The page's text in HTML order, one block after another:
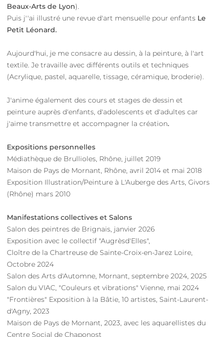
Beaux-Arts de Lyon).
Puis j''ai illustré une revue d'art mensuelle pour enfants Le
Petit Léonard.
Aujourd'hui, je me consacre au dessin, à la peinture, à l'art
textile. Je travaille avec différents outils et techniques
(Acrylique, pastel, aquarelle, tissage, céramique, broderie).
J'anime également des cours et stages de dessin et
peinture auprès d'enfants, d'adolescents et d'adultes car
j'aime transmettre et accompagner la création.
Expositions personnelles
Médiathèque de Brullioles, Rhône, juillet 2019
Maison de Pays de Mornant, Rhône, avril 2014 et mai 2018
Exposition Illustration/Peinture à L'Auberge des Arts, Givors
(Rhône) mars 2010
Manifestations collectives et Salons
Salon des peintres de Brignais, janvier 2026
Exposition avec le collectif "Augrèsd'Elles",
Cloître de la Chartreuse de Sainte-Croix-en-Jarez Loire,
Octobre 2024
Salon des Arts d'Automne, Mornant, septembre 2024, 2025
Salon du VIAC, "Couleurs et vibrations" Vienne, mai 2024
"Frontières" Exposition à la Bâtie, 10 artistes, Saint-Laurent-
d'Agny, 2023
Maison de Pays de Mornant, 2023, avec les aquarellistes du
Centre Social de Chaponost